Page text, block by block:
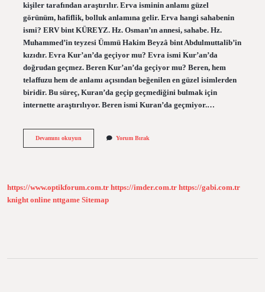
kişiler tarafından araştırılır. Erva isminin anlamı güzel
görünüm, hafiflik, bolluk anlamına gelir. Erva hangi sahabenin
ismi? ERV bint KÜREYZ. Hz. Osman’ın annesi, sahabe. Hz.
Muhammed’in teyzesi Ümmü Hakim Beyzâ bint Abdulmuttalib’in
kızıdır. Evra Kur’an’da geçiyor mu? Evra ismi Kur’an’da
doğrudan geçmez. Beren Kur’an’da geçiyor mu? Beren, hem
telaffuzu hem de anlamı açısından beğenilen en güzel isimlerden
biridir. Bu süreç, Kuran’da geçip geçmediğini bulmak için
internette araştırılıyor. Beren ismi Kuran’da geçmiyor.…
Devamını okuyunKuranda
Yorum Bırak
https://www.optikforum.com.tr https://imder.com.tr https://gabi.com.tr
knight online nttgame Sitemap